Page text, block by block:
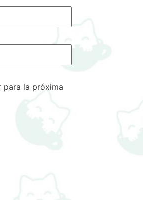
para la próxima